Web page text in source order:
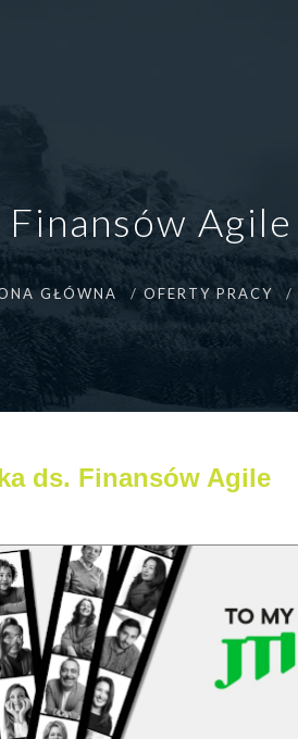
Agile
GŁÓWNA OFERTY PRACY
ds. Finansów Agile